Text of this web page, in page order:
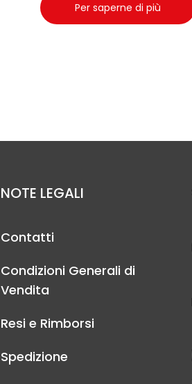
Per saperne di più
NOTE LEGALI
Contatti
Condizioni Generali di
Vendita
Resi e Rimborsi
Spedizione